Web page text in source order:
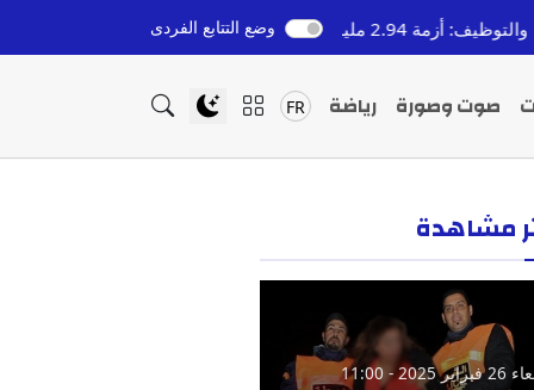
قبل 7 ساعات إدانة سائقيوضع التتابع الفردى
صوت وصورة رياضة FR
مشاهدة
2025 - 11:00